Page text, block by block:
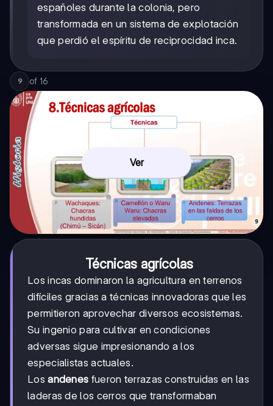
españoles durante la colonia, pero
transformada en un sistema de explotación
que perdió el espíritu de reciprocidad inca.
9 of 16
Ver
Técnicas agrícolas
Los incas dominaron la agricultura en terrenos
difíciles gracias a técnicas innovadoras que les
permitieron aprovechar diversos ecosistemas.
Su ingenio para cultivar en condiciones
adversas sigue impresionando a los
especialistas actuales.
Losandenes fueron terrazas construidas en las
laderas de los cerros que transformaban